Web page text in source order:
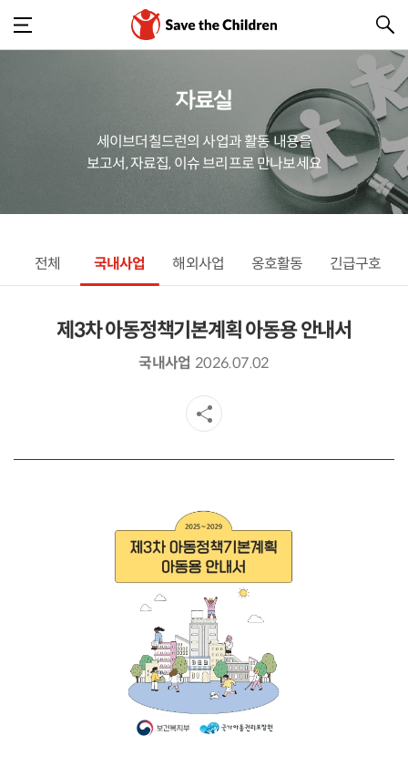
자료실
세이브더칠드런의 사업과 활동 내용을
보고서, 자료집, 이슈 브리프로 만나보세요
전체 국내사업 해외사업 옹호활동 긴급구호
제3차 아동정책기본계획 아동용 안내서
국내사업 2026.07.02